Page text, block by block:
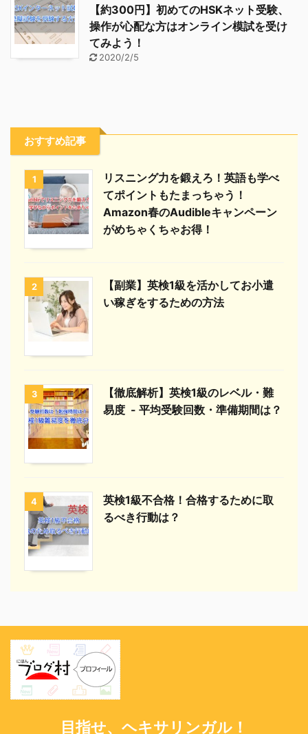
【約300円】初めてのHSKネット受験、
操作が心配な方はオンライン模試を受け
てみよう！
2020/2/5
おすすめ記事
1
リスニング力を鍛えろ！英語も学べ
てポイントもたまっちゃう！
Amazon春のAudibleキャンペーン
がめちゃくちゃお得！
2
【副業】英検1級を活かしてお小遣
い稼ぎをするための方法
3
【徹底解析】英検1級のレベル・難
易度 - 平均受験回数・準備期間は？
4
英検1級不合格！合格するために取
るべき行動は？
目指せ、ヘキサリンガル！